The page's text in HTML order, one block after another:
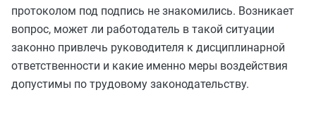
протоколом под подпись не знакомились. Возникает
вопрос, может ли работодатель в такой ситуации
законно привлечь руководителя к дисциплинарной
ответственности и какие именно меры воздействия
допустимы по трудовому законодательству.